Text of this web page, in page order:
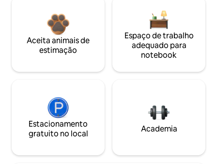
Aceita animais de
estimação
Espaço de trabalho
adequado para
notebook
Estacionamento
gratuito no local
Academia